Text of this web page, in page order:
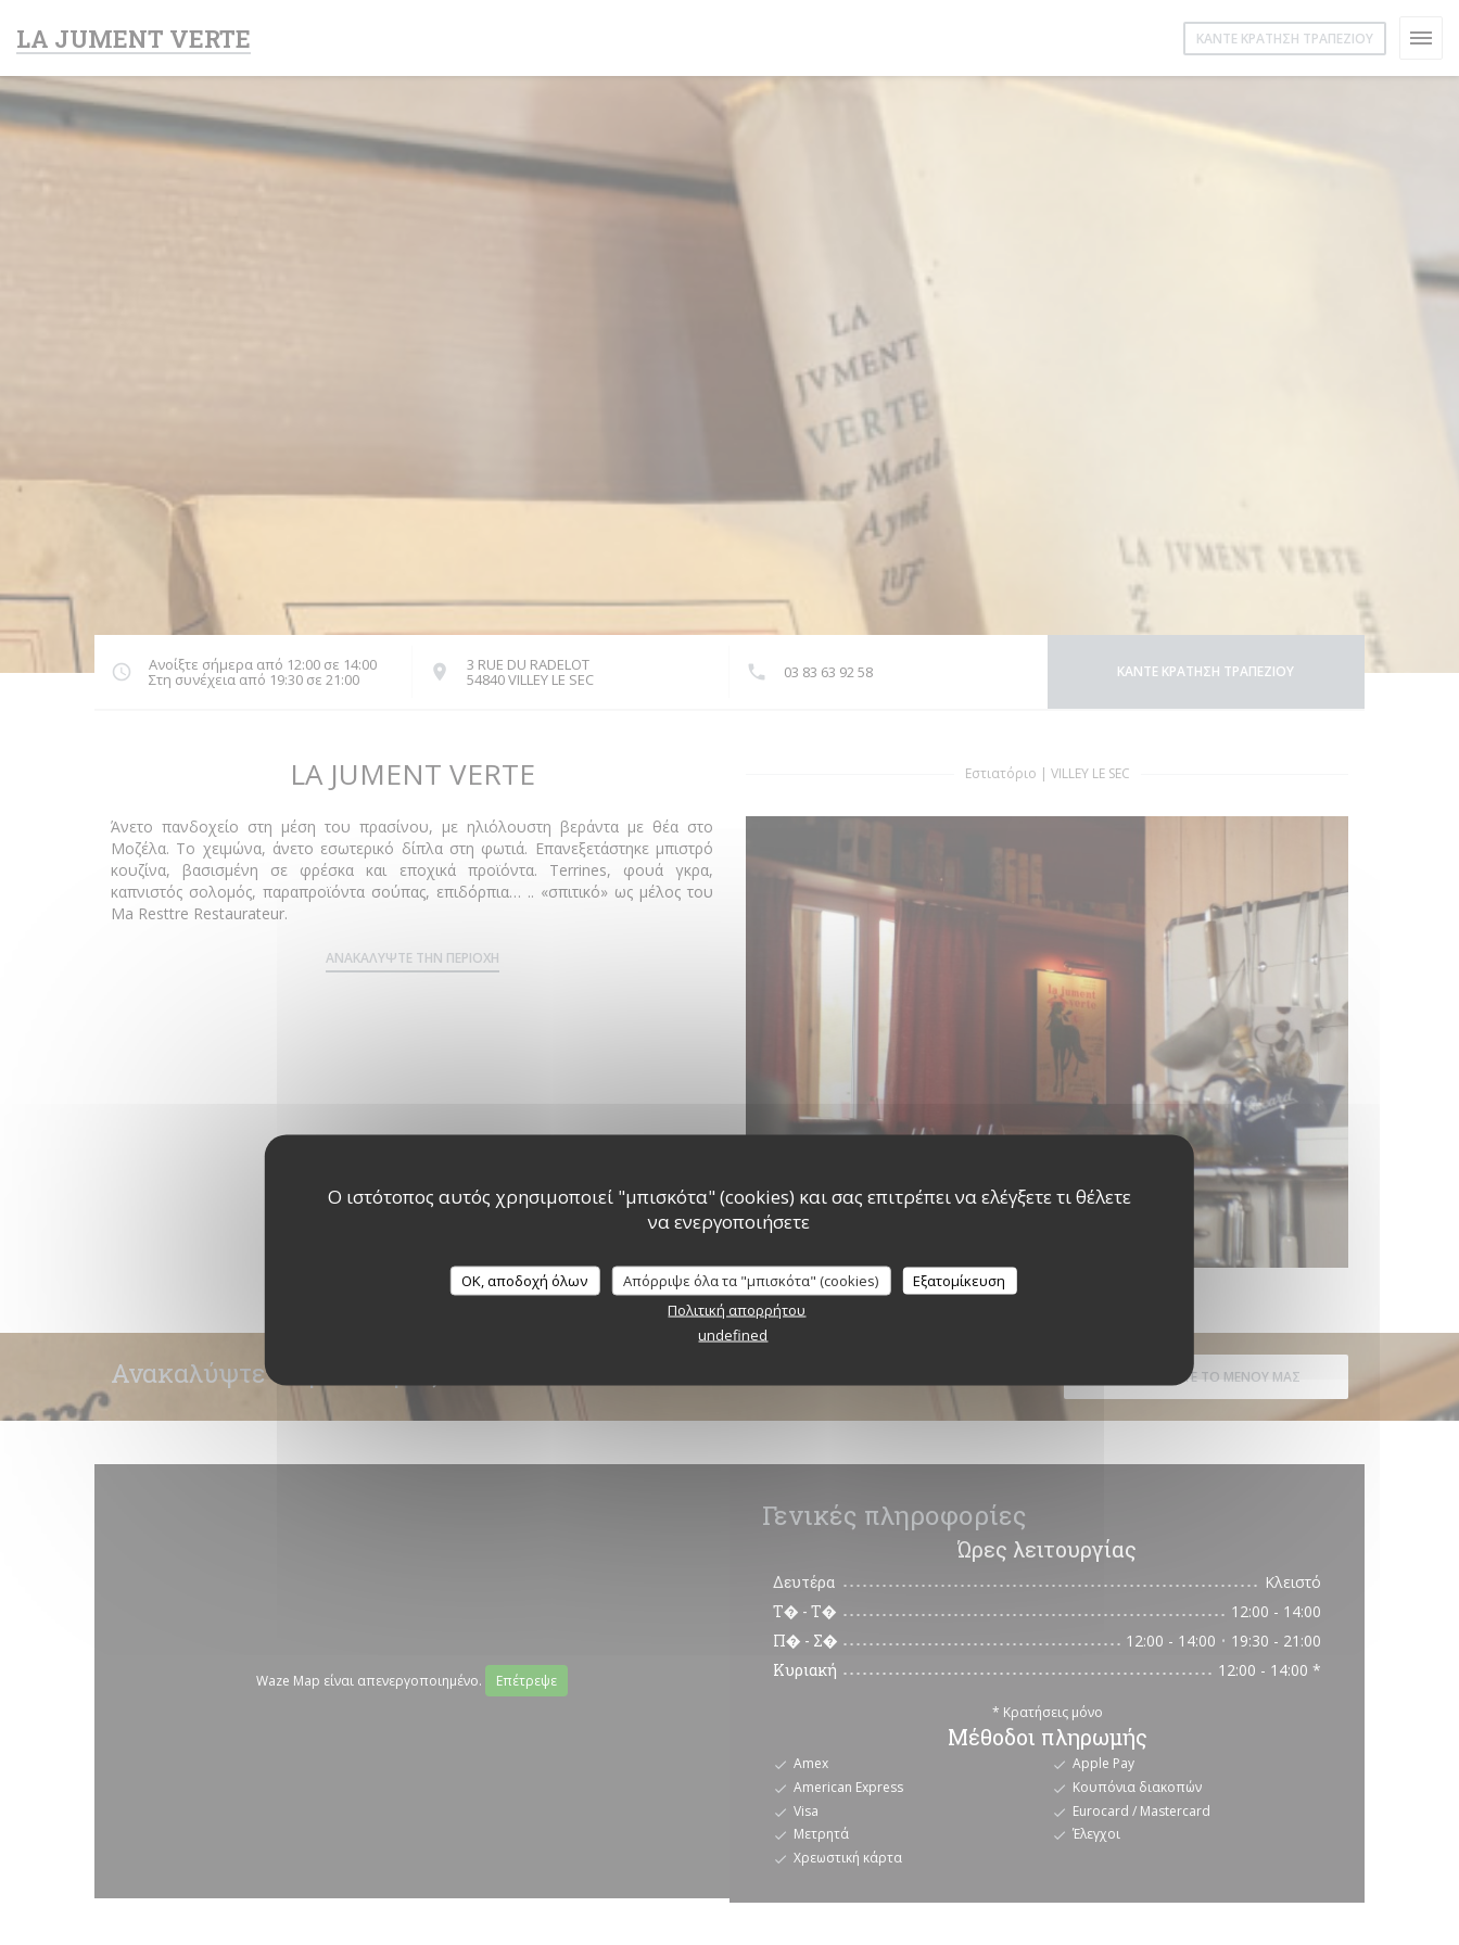
Ο ιστότοπος αυτός χρησιμοποιεί "μπισκότα" (cookies) και σας επιτρέπει να ελέγξετε τι θέλετε
να ενεργοποιήσετε
OK, αποδοχή όλων Απόρριψε όλα τα "μπισκότα" (cookies)
Εξατομίκευση
Πολιτική απορρήτου
undefined
LA JUMENT VERTE ΚΆΝΤΕ ΚΡΆΤΗΣΗ ΤΡΑΠΕΖΙΟΎ
Ανοίξτε σήμερα από 12:00 σε 14:00
Στη συνέχεια από 19:30 σε 21:00
3 RUE DU RADELOT
54840 VILLEY LE SEC((ανοίγει σε νέο παράθυρο)) 03 83 63 92 58 ΚΆΝΤΕ ΚΡΆΤΗΣΗ ΤΡΑΠΕΖΙΟΎ
LA JUMENT VERTE Εστιατόριο | VILLEY LE SEC
Άνετο πανδοχείο στη μέση του πρασίνου, με ηλιόλουστη βεράντα με θέα στο
Μοζέλα. Το χειμώνα, άνετο εσωτερικό δίπλα στη φωτιά. Επανεξετάστηκε μπιστρό
κουζίνα, βασισμένη σε φρέσκα και εποχικά προϊόντα. Terrines, φουά γκρα,
καπνιστός σολομός, παραπροϊόντα σούπας, επιδόρπια… .. «σπιτικό» ως μέλος του
Ma Resttre Restaurateur.
ΑΝΑΚΑΛΎΨΤΕ ΤΗΝ ΠΕΡΙΟΧΉ
Ανακαλύψτε το μενού μας ΑΝΑΚΑΛΎΨΤΕ ΤΟ ΜΕΝΟΎ ΜΑΣ
Waze Map είναι απενεργοποιημένο. Επέτρεψε
Γενικές πληροφορίες
Ώρες λειτουργίας
Δευτέρα
Κλειστό
Τ� - Τ�
12:00 - 14:00
Π� - Σ� 12:00 - 14:00 • 19:30 - 21:00
Κυριακή
12:00 - 14:00 *
* Κρατήσεις μόνο
Μέθοδοι πληρωμής
Amex
Apple Pay
American Express
Κουπόνια διακοπών
Visa
Eurocard / Mastercard
Μετρητά
Έλεγχοι
Χρεωστική κάρτα